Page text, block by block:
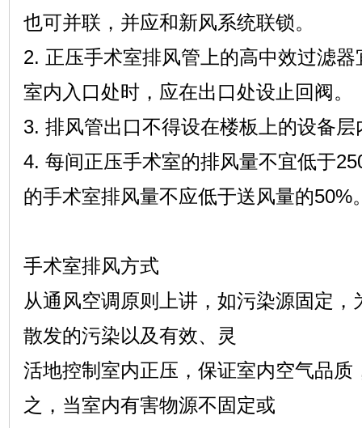
也可并联，并应和新风系统联锁。
2. 正压手术室排风管上的高中效过滤
室内入口处时，应在出口处设止回阀。
3. 排风管出口不得设在楼板上的设备
4. 每间正压手术室的排风量不宜低于
的手术室排风量不应低于送风量的50%
手术室排风方式
从通风空调原则上讲，如污染源固定
散发的污染以及有效、灵
活地控制室内正压，保证室内空气品质
之，当室内有害物源不固定或